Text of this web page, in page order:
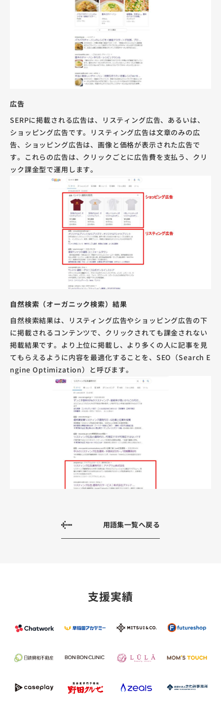
広告
SERPに掲載される広告は、リスティング広告、あるいは、
ショッピング広告です。リスティング広告は文章のみの広
告、ショッピング広告は、画像と価格が表示された広告で
す。これらの広告は、クリックごとに広告費を支払う、クリ
ック課金型で運用します。
自然検索（オーガニック検索）結果
自然検索結果は、リスティング広告やショッピング広告の下
に掲載されるコンテンツで、クリックされても課金されない
掲載結果です。より上位に掲載し、より多くの人に記事を見
てもらえるように内容を最適化することを、SEO（Search E
ngine Optimization）と呼びます。
用語集一覧へ戻る
支援実績